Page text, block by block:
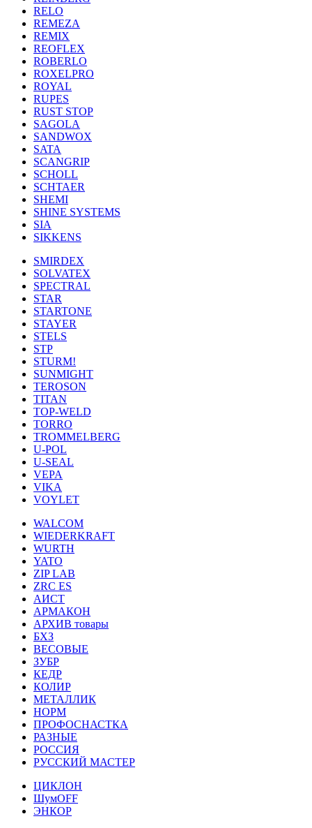
RELO
REMEZA
REMIX
REOFLEX
ROBERLO
ROXELPRO
ROYAL
RUPES
RUST STOP
SAGOLA
SANDWOX
SATA
SCANGRIP
SCHOLL
SCHTAER
SHEMI
SHINE SYSTEMS
SIA
SIKKENS
SMIRDEX
SOLVATEX
SPECTRAL
STAR
STARTONE
STAYER
STELS
STP
STURM!
SUNMIGHT
TEROSON
TITAN
TOP-WELD
TORRO
TROMMELBERG
U-POL
U-SEAL
VEPA
VIKA
VOYLET
WALCOM
WIEDERKRAFT
WURTH
YATO
ZIP LAB
ZRC ES
АИСТ
АРМАКОН
АРХИВ товары
БХЗ
ВЕСОВЫЕ
ЗУБР
КЕДР
КОЛИР
МЕТАЛЛИК
НОРМ
ПРОФОСНАСТКА
РАЗНЫЕ
РОССИЯ
РУССКИЙ МАСТЕР
ЦИКЛОН
ШумOFF
ЭНКОР